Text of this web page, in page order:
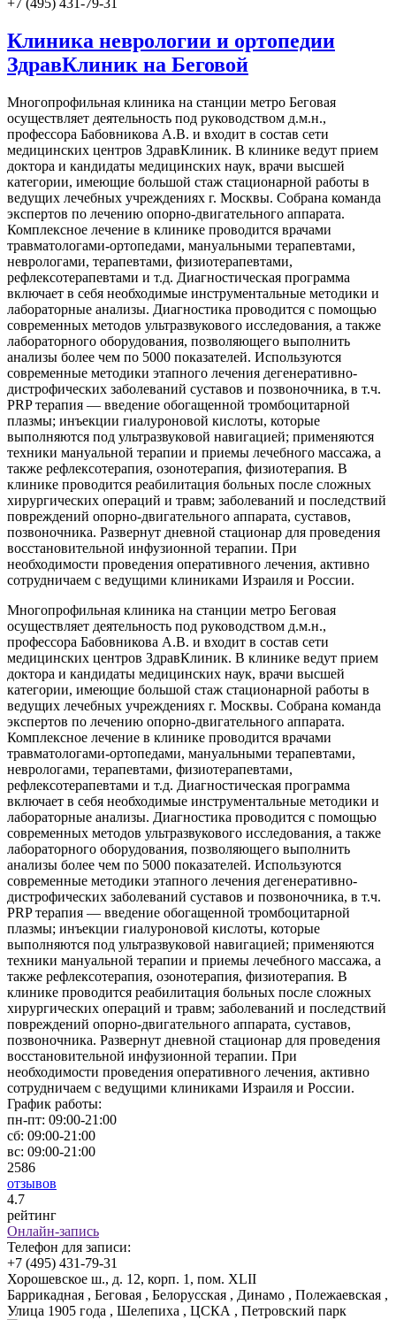
+7 (495) 431-79-31
Клиника неврологии и ортопедии
ЗдравКлиник на Беговой
Многопрофильная клиника на станции метро Беговая
осуществляет деятельность под руководством д.м.н.,
профессора Бабовникова А.В. и входит в состав сети
медицинских центров ЗдравКлиник. В клинике ведут прием
доктора и кандидаты медицинских наук, врачи высшей
категории, имеющие большой стаж стационарной работы в
ведущих лечебных учреждениях г. Москвы. Собрана команда
экспертов по лечению опорно-двигательного аппарата.
Комплексное лечение в клинике проводится врачами
травматологами-ортопедами, мануальными терапевтами,
неврологами, терапевтами, физиотерапевтами,
рефлексотерапевтами и т.д. Диагностическая программа
включает в себя необходимые инструментальные методики и
лабораторные анализы. Диагностика проводится с помощью
современных методов ультразвукового исследования, а также
лабораторного оборудования, позволяющего выполнить
анализы более чем по 5000 показателей. Используются
современные методики этапного лечения дегенеративно-
дистрофических заболеваний суставов и позвоночника, в т.ч.
PRP терапия — введение обогащенной тромбоцитарной
плазмы; инъекции гиалуроновой кислоты, которые
выполняются под ультразвуковой навигацией; применяются
техники мануальной терапии и приемы лечебного массажа, а
также рефлексотерапия, озонотерапия, физиотерапия. В
клинике проводится реабилитация больных после сложных
хирургических операций и травм; заболеваний и последствий
повреждений опорно-двигательного аппарата, суставов,
позвоночника. Развернут дневной стационар для проведения
восстановительной инфузионной терапии. При
необходимости проведения оперативного лечения, активно
сотрудничаем с ведущими клиниками Израиля и России.
Многопрофильная клиника на станции метро Беговая
осуществляет деятельность под руководством д.м.н.,
профессора Бабовникова А.В. и входит в состав сети
медицинских центров ЗдравКлиник. В клинике ведут прием
доктора и кандидаты медицинских наук, врачи высшей
категории, имеющие большой стаж стационарной работы в
ведущих лечебных учреждениях г. Москвы. Собрана команда
экспертов по лечению опорно-двигательного аппарата.
Комплексное лечение в клинике проводится врачами
травматологами-ортопедами, мануальными терапевтами,
неврологами, терапевтами, физиотерапевтами,
рефлексотерапевтами и т.д. Диагностическая программа
включает в себя необходимые инструментальные методики и
лабораторные анализы. Диагностика проводится с помощью
современных методов ультразвукового исследования, а также
лабораторного оборудования, позволяющего выполнить
анализы более чем по 5000 показателей. Используются
современные методики этапного лечения дегенеративно-
дистрофических заболеваний суставов и позвоночника, в т.ч.
PRP терапия — введение обогащенной тромбоцитарной
плазмы; инъекции гиалуроновой кислоты, которые
выполняются под ультразвуковой навигацией; применяются
техники мануальной терапии и приемы лечебного массажа, а
также рефлексотерапия, озонотерапия, физиотерапия. В
клинике проводится реабилитация больных после сложных
хирургических операций и травм; заболеваний и последствий
повреждений опорно-двигательного аппарата, суставов,
позвоночника. Развернут дневной стационар для проведения
восстановительной инфузионной терапии. При
необходимости проведения оперативного лечения, активно
сотрудничаем с ведущими клиниками Израиля и России.
График работы:
пн-пт: 09:00-21:00
сб: 09:00-21:00
вс: 09:00-21:00
2586
отзывов
4.7
рейтинг
Онлайн-запись
Телефон для записи:
+7 (495) 431-79-31
Хорошевское ш., д. 12, корп. 1, пом. XLII
Баррикадная , Беговая , Белорусская , Динамо , Полежаевская ,
Улица 1905 года , Шелепиха , ЦСКА , Петровский парк